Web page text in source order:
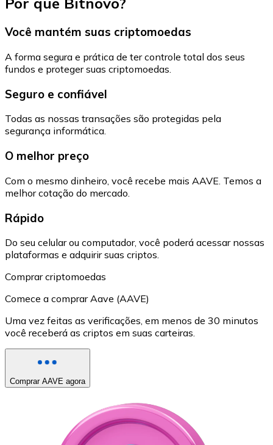
Você mantém suas criptomoedas
A forma segura e prática de ter controle total dos seus
fundos e proteger suas criptomoedas.
Seguro e confiável
Todas as nossas transações são protegidas pela
segurança informática.
O melhor preço
Com o mesmo dinheiro, você recebe mais AAVE. Temos a
melhor cotação do mercado.
Rápido
Do seu celular ou computador, você poderá acessar nossas
plataformas e adquirir suas criptos.
Comprar criptomoedas
Comece a comprar Aave (AAVE)
Uma vez feitas as verificações, em menos de 30 minutos
você receberá as criptos em suas carteiras.
Comprar AAVE agora